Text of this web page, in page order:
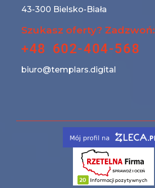
43-300 Bielsko-Biała
Szukasz oferty? Zadzwoń:
+48 602-404-568
biuro@templars.digital